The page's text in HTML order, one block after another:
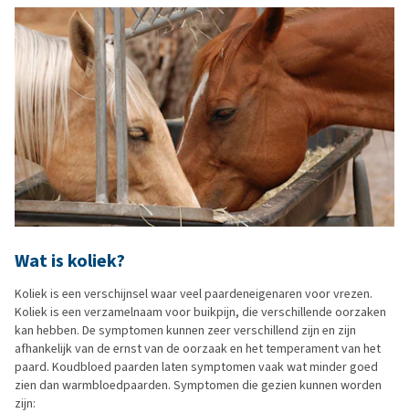
Wat is koliek?
Koliek is een verschijnsel waar veel paardeneigenaren voor vrezen.
Koliek is een verzamelnaam voor buikpijn, die verschillende oorzaken
kan hebben. De symptomen kunnen zeer verschillend zijn en zijn
afhankelijk van de ernst van de oorzaak en het temperament van het
paard. Koudbloed paarden laten symptomen vaak wat minder goed
zien dan warmbloedpaarden. Symptomen die gezien kunnen worden
zijn: